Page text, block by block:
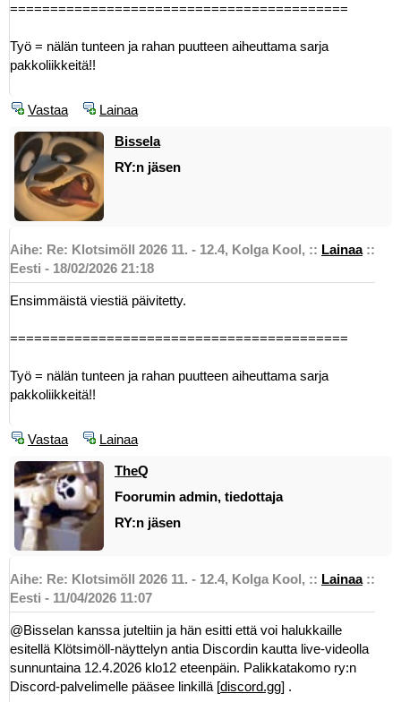
==========================================
Työ = nälän tunteen ja rahan puutteen aiheuttama sarja
pakkoliikkeitä!!
Vastaa Lainaa
Bissela
RY:n jäsen
:: Lainaa::
Aihe: Re: Klotsimöll 2026 11. - 12.4, Kolga Kool,
Eesti - 18/02/2026 21:18
Ensimmäistä viestiä päivitetty.
==========================================
Työ = nälän tunteen ja rahan puutteen aiheuttama sarja
pakkoliikkeitä!!
Vastaa Lainaa
TheQ
Foorumin admin, tiedottaja
RY:n jäsen
:: Lainaa::
Aihe: Re: Klotsimöll 2026 11. - 12.4, Kolga Kool,
Eesti - 11/04/2026 11:07
@Bisselan kanssa juteltiin ja hän esitti että voi halukkaille
esitellä Klötsimöll-näyttelyn antia Discordin kautta live-videolla
sunnuntaina 12.4.2026 klo12 eteenpäin. Palikkatakomo ry:n
Discord-palvelimelle pääsee linkillä [discord.gg] .